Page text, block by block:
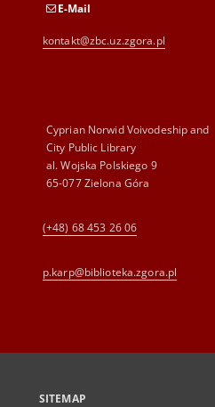
E-Mail
kontakt@zbc.uz.zgora.pl
Cyprian Norwid Voivodeship and
City Public Library
al. Wojska Polskiego 9
65-077 Zielona Góra
(+48) 68 453 26 06
p.karp@biblioteka.zgora.pl
SITEMAP